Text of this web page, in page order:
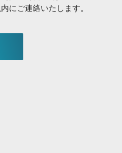
にご連絡いたします。